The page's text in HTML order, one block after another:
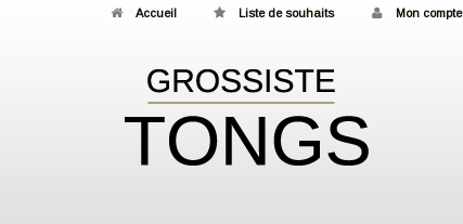
Accueil Liste de souhaits Mon compte